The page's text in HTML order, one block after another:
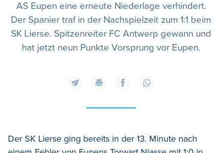
AS Eupen eine erneute Niederlage verhindert.
Der Spanier traf in der Nachspielzeit zum 1:1 beim
SK Lierse. Spitzenreiter FC Antwerp gewann und
hat jetzt neun Punkte Vorsprung vor Eupen.
Der SK Lierse ging bereits in der 13. Minute nach